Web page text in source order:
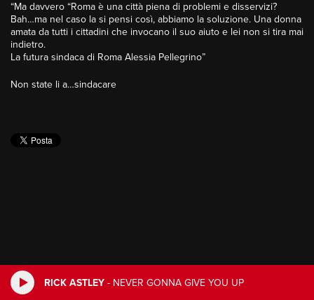
RICK ASTLEY - NEVER GONNA GIVE YOU UP
“Ma davvero “Roma è una città piena di problemi e disservizi?
Bah…ma nel caso la si pensi così, abbiamo la soluzione. Una donna
amata da tutti i cittadini che invocano il suo aiuto e lei non si tira mai
indietro.
La futura sindaca di Roma Alessia Pellegrino”
Non state li a…sindacare